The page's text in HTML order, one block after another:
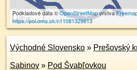
100 m
Podkladové dáta ©OpenStreetMapvrstva
https://poi.oma.sk/n11081329613
Východné Slovensko » Prešovský
Sabinov » Pod Švabľovkou